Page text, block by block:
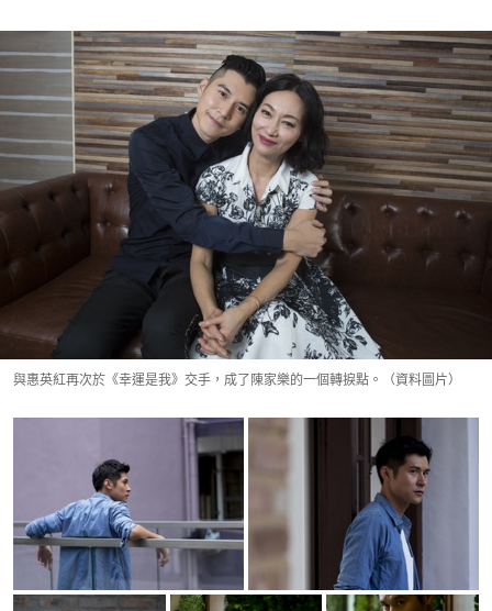
與惠英紅再次於《幸運是我》交手，成了陳家樂的一個轉捩點。（資料圖片）